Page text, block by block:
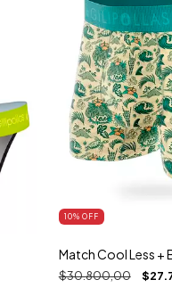
10% OFF
Match Cool Less +
$30.800,00